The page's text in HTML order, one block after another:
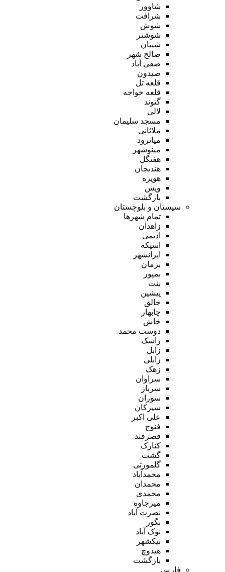
شاوور
شرافت
شوش
شوشتر
شیبان
صالح شهر
صفی آباد
صیدون
قلعه تل
قلعه خواجه
گتوند
لالی
مسجد سلیمان
ملاثانی
میانرود
مینوشهر
هفتگل
هندیجان
هویزه
ویس
بازگشت
سیستان و بلوچستان
تمام شهر‌ها
زاهدان
ادیمی
اسپکه
ایرانشهر
بزمان
بمپور
بنت
پیشین
جالق
چابهار
خاش
دوست محمد
راسک
زابل
زابلی
زهک
سراوان
سرباز
سوران
سیرکان
علی اکبر
فنوج
قصرقند
کنارک
گشت
گلمورتی
محمدآباد
محمدان
محمدی
میرجاوه
نصرت آباد
نگور
نوک آباد
نیکشهر
هیدوچ
بازگشت
فارس